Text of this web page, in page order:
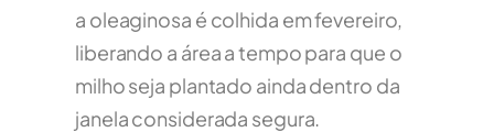
a oleaginosa é colhida em fevereiro,
liberando a área a tempo para que o
milho seja plantado ainda dentro da
janela considerada segura.